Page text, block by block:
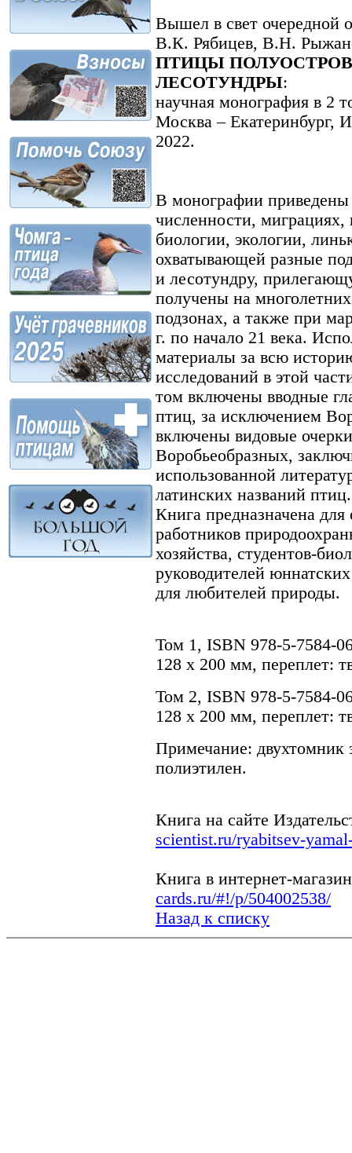
Вышел в свет очередной
В.К. Рябицев, В.Н.
ПТИЦЫ
ЛЕСОТУНДРЫ:
научная монография в 2
Москва – Екатеринбург,
2022.
В монографии приведены
численности, миграциях,
биологии, экологии,
охватывающей разные
и лесотундру,
получены на
подзонах, а также при
г. по начало 21 века.
материалы за всю
исследований в этой
том включены вводные
птиц, за исключением
включены видовые
Воробьеобразных,
использованной
латинских названий птиц.
Книга предназначена для
работников
хозяйства, студентов-
руководителей
для любителей природы.
Том 1, ISBN 978-5-7584-
128 х 200 мм, переплет:
Том 2, ISBN 978-5-7584-
128 х 200 мм, переплет:
Примечание: двухтомник
полиэтилен.
Книга на сайте
scientist.ru/ryabitsev-
Книга в интернет-
cards.ru/#!/p/504002538/
Назад к списку